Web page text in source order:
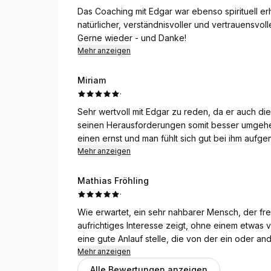
Das Coaching mit Edgar war ebenso spirituell
natürlicher, verständnisvoller und
Gerne wieder - und Danke!
Mehr anzeigen
Miriam
·
Sehr wertvoll mit Edgar zu reden, da er auch
seinen Herausforderungen somit besser
einen ernst und man fühlt sich gut bei ihm
Mehr anzeigen
Mathias Fröhling
·
Wie erwartet, ein sehr nahbarer Mensch, der
aufrichtiges Interesse zeigt, ohne einem etwas
eine gute Anlauf stelle, die von der ein oder
davor, dabei oder auch danach. Edgar ist
geblieben und kommt ganz ohne heiliges
Mehr anzeigen